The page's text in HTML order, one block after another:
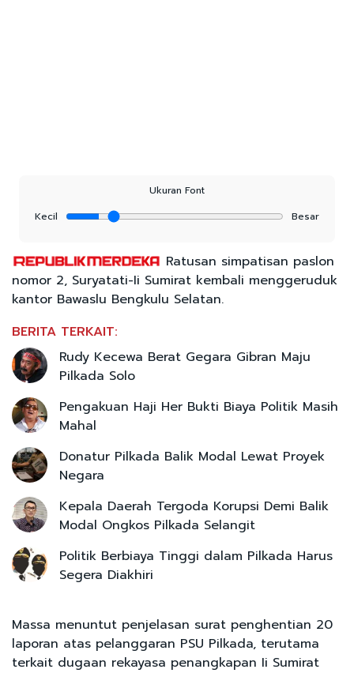
Ukuran Font
Kecil
Besar
Ratusan simpatisan paslon
nomor 2, Suryatati-Ii Sumirat kembali menggeruduk
kantor Bawaslu Bengkulu Selatan.
BERITA TERKAIT:
Rudy Kecewa Berat Gegara Gibran Maju
Pilkada Solo
Pengakuan Haji Her Bukti Biaya Politik Masih
Mahal
Donatur Pilkada Balik Modal Lewat Proyek
Negara
Kepala Daerah Tergoda Korupsi Demi Balik
Modal Ongkos Pilkada Selangit
Politik Berbiaya Tinggi dalam Pilkada Harus
Segera Diakhiri
Massa menuntut penjelasan surat penghentian 20
laporan atas pelanggaran PSU Pilkada, terutama
terkait dugaan rekayasa penangkapan Ii Sumirat